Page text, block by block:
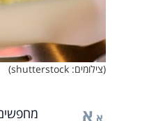
(צילומים: shutterstock)
א א